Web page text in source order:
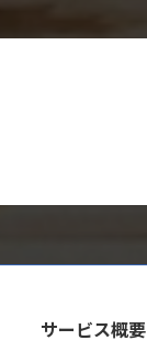
サービス概要